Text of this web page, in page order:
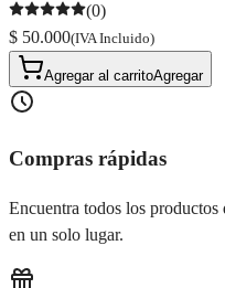
(0)
$ 50.000(IVA Incluido)
Agregar al carritoAgregar
Compras rápidas
Encuentra todos los productos
en un solo lugar.